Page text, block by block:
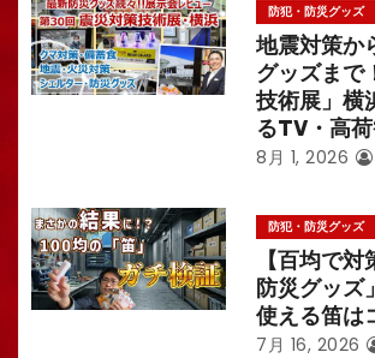
防犯・防災グッズ
地震対策か
グッズまで
技術展」横
るTV・高荷
8月 1, 2026
防犯・防災グッズ
【百均で
防災グッズ
使える笛は
7月 16, 2026